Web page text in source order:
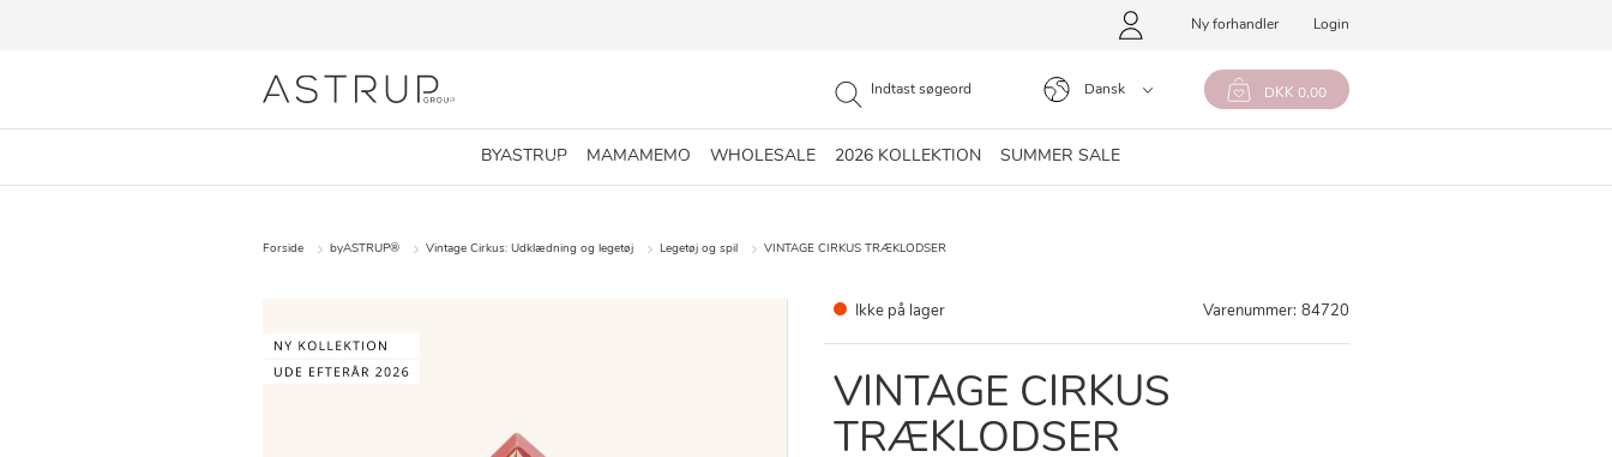
Ny forhandler Login
Dansk DKK 0,00
BYASTRUP MAMAMEMO WHOLESALE 2026 KOLLEKTION SUMMER SALE
Forside byASTRUP® Vintage Cirkus: Udklædning og legetøj Legetøj og spil VINTAGE CIRKUS TRÆKLODSER
Ikke på lager Varenummer: 84720
VINTAGE CIRKUS
TRÆKLODSER